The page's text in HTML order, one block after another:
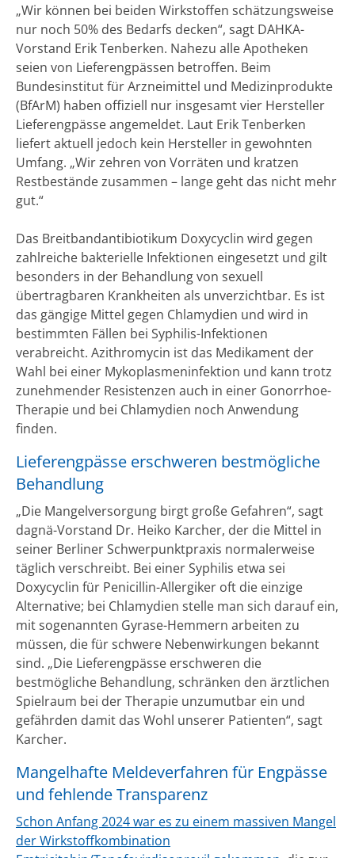
„Wir können bei beiden Wirkstoffen schätzungsweise
nur noch 50% des Bedarfs decken“, sagt DAHKA-
Vorstand Erik Tenberken. Nahezu alle Apotheken
seien von Lieferengpässen betroffen. Beim
Bundesinstitut für Arzneimittel und Medizinprodukte
(BfArM) haben offiziell nur insgesamt vier Hersteller
Lieferengpässe angemeldet. Laut Erik Tenberken
liefert aktuell jedoch kein Hersteller in gewohnten
Umfang. „Wir zehren von Vorräten und kratzen
Restbestände zusammen – lange geht das nicht mehr
gut.“
Das Breitbandantibiotikum Doxycyclin wird gegen
zahlreiche bakterielle Infektionen eingesetzt und gilt
besonders in der Behandlung von sexuell
übertragbaren Krankheiten als unverzichtbar. Es ist
das gängige Mittel gegen Chlamydien und wird in
bestimmten Fällen bei Syphilis-Infektionen
verabreicht. Azithromycin ist das Medikament der
Wahl bei einer Mykoplasmeninfektion und kann trotz
zunehmender Resistenzen auch in einer Gonorrhoe-
Therapie und bei Chlamydien noch Anwendung
finden.
Lieferengpässe erschweren bestmögliche
Behandlung
„Die Mangelversorgung birgt große Gefahren“, sagt
dagnä-Vorstand Dr. Heiko Karcher, der die Mittel in
seiner Berliner Schwerpunktpraxis normalerweise
täglich verschreibt. Bei einer Syphilis etwa sei
Doxycyclin für Penicillin-Allergiker oft die einzige
Alternative; bei Chlamydien stelle man sich darauf ein,
mit sogenannten Gyrase-Hemmern arbeiten zu
müssen, die für schwere Nebenwirkungen bekannt
sind. „Die Lieferengpässe erschweren die
bestmögliche Behandlung, schränken den ärztlichen
Spielraum bei der Therapie unzumutbar ein und
gefährden damit das Wohl unserer Patienten“, sagt
Karcher.
Mangelhafte Meldeverfahren für Engpässe
und fehlende Transparenz
Schon Anfang 2024 war es zu einem massiven Mangel
der Wirkstoffkombination